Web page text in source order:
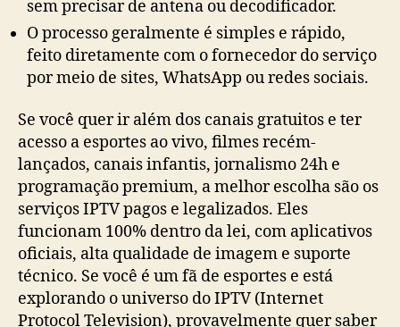
sem precisar de antena ou decodificador.
O processo geralmente é simples e rápido,
feito diretamente com o fornecedor do serviço
por meio de sites, WhatsApp ou redes sociais.
Se você quer ir além dos canais gratuitos e ter
acesso a esportes ao vivo, filmes recém-
lançados, canais infantis, jornalismo 24h e
programação premium, a melhor escolha são os
serviços IPTV pagos e legalizados. Eles
funcionam 100% dentro da lei, com aplicativos
oficiais, alta qualidade de imagem e suporte
técnico. Se você é um fã de esportes e está
explorando o universo do IPTV (Internet
Protocol Television), provavelmente quer saber